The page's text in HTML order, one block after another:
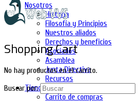
Nosotros
Historia
Filosofía y Principios
Nuestros aliados
Derechos y beneficios
Asociados
Asamblea
Junta Directiva
Recursos
Tienda
Carrito de compras
Shopping Cart
No hay productos en el carrito.
Buscar por: